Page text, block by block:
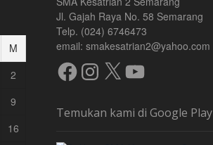
M
2
9
16
Jl. Gajah Raya No. 58 Semarang
Telp. (024) 6746473
email: smakesatrian2@yahoo.com
FacebookInstagram
X YouTube
Temukan kami di Google Play